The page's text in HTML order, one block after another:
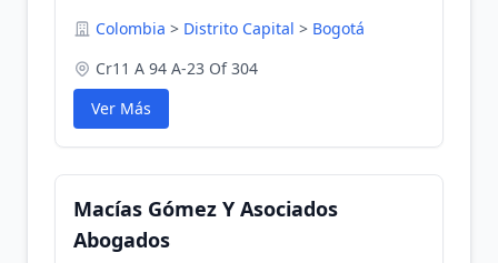
Colombia > Distrito Capital > Bogotá
Cr11 A 94 A-23 Of 304
Ver Más
Macías Gómez Y Asociados
Abogados